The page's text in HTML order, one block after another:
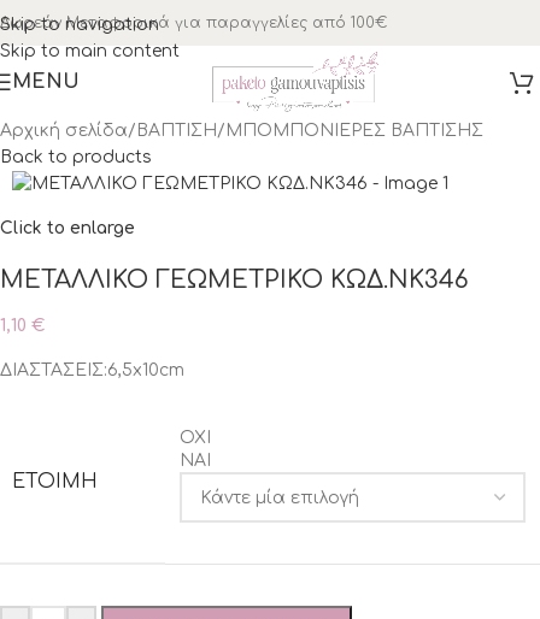
Skip to navigation
Skip to main content
Δωρεάν Μεταφορικά για παραγγελίες από 100€
MENU
Αρχική σελίδα/ ΒΑΠΤΙΣΗ / ΜΠΟΜΠΟΝΙΕΡΕΣ ΒΑΠΤΙΣΗΣ
Back to products
Click to enlarge
ΜΕΤΑΛΛΙΚΟ ΓΕΩΜΕΤΡΙΚΟ ΚΩΔ.ΝΚ346
1,10 €
ΔΙΑΣΤΑΣΕΙΣ:6,5x10cm
ΈΤΟΙΜΗ
OXI
ΝΑΙ